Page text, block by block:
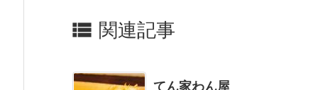
 関連記事
てん家わん屋